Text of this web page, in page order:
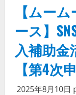
【ムー
ース】
入補助金
【第4次
2025年8月10日